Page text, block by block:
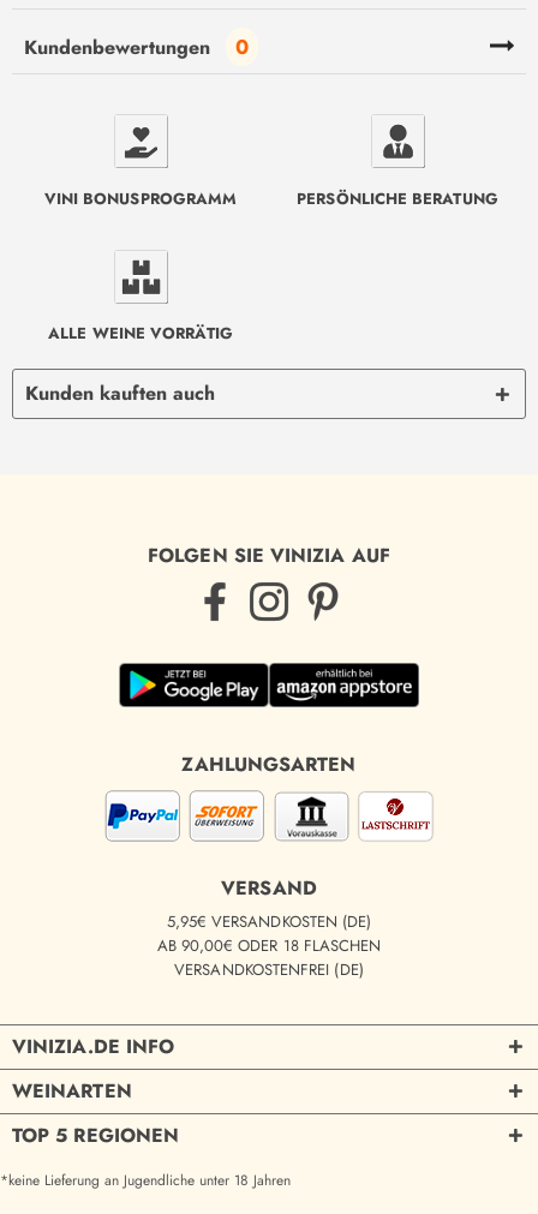
Kundenbewertungen 0
VINI BONUSPROGRAMM PERSÖNLICHE BERATUNG
ALLE WEINE VORRÄTIG
Kunden kauften auch
FOLGEN SIE VINIZIA AUF
ZAHLUNGSARTEN
VERSAND
5,95€ VERSANDKOSTEN (DE)
AB 90,00€ ODER 18 FLASCHEN
VERSANDKOSTENFREI (DE)
VINIZIA.DE INFO
WEINARTEN
TOP 5 REGIONEN
*keine Lieferung an Jugendliche unter 18 Jahren